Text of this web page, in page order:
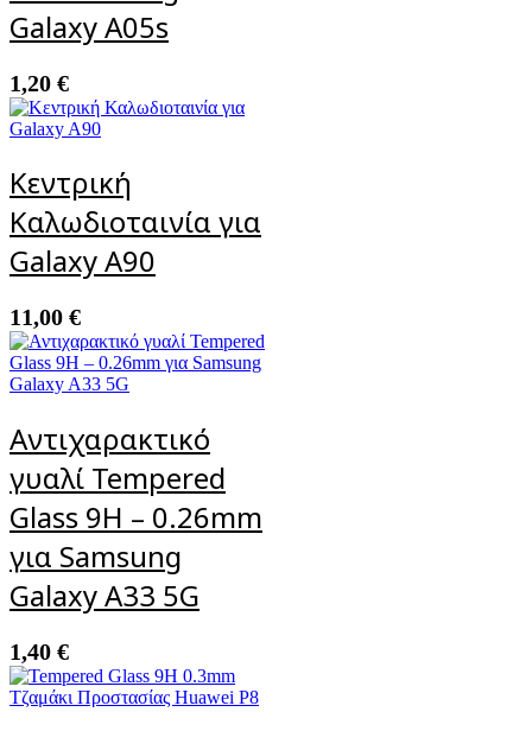
Galaxy A05s
1,20 €
Κεντρική
Καλωδιοταινία για
Galaxy A90
11,00 €
Αντιχαρακτικό
γυαλί Tempered
Glass 9H – 0.26mm
για Samsung
Galaxy A33 5G
1,40 €